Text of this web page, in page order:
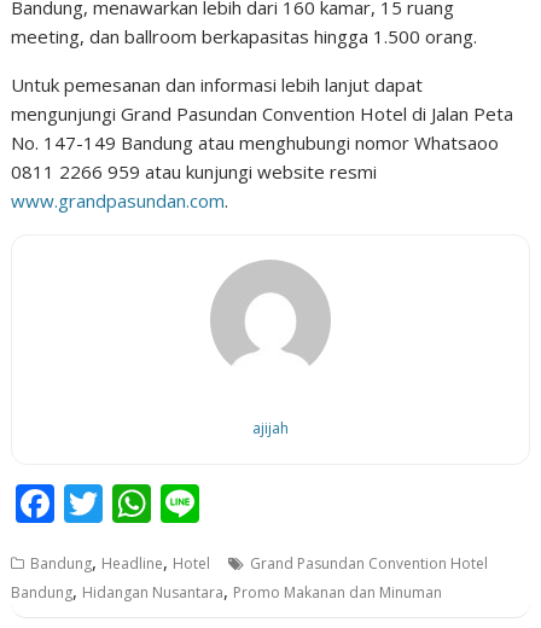
Bandung, menawarkan lebih dari 160 kamar, 15 ruang
meeting, dan ballroom berkapasitas hingga 1.500 orang.
Untuk pemesanan dan informasi lebih lanjut dapat
mengunjungi Grand Pasundan Convention Hotel di Jalan Peta
No. 147-149 Bandung atau menghubungi nomor Whatsaoo
0811 2266 959 atau kunjungi website resmi
www.grandpasundan.com.
ajijah
F
e
T
itt
W
at e
Bandung, Headline, Hotel
Grand Pasundan Convention Hotel
Bandung, Hidangan Nusantara, Promo Makanan dan Minuman